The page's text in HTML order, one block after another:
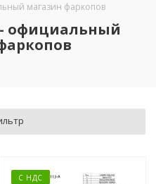
магазин фаркопов
официальный
С НДС